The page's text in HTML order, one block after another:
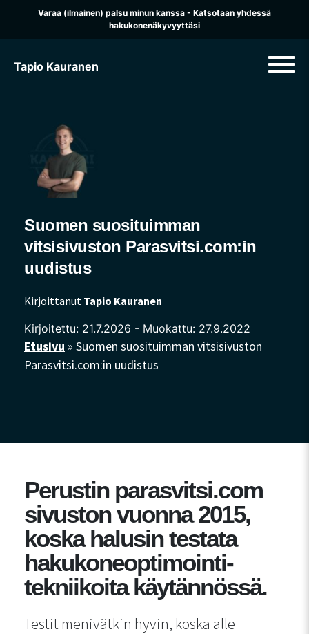
Varaa (ilmainen) palsu minun kanssa - Katsotaan yhdessä
hakukonenäkyvyyttäsi
Tapio Kauranen
Suomen suosituimman
vitsisivuston Parasvitsi.com:in
uudistus
Kirjoittanut Tapio Kauranen
Kirjoitettu: 21.7.2026 - Muokattu: 27.9.2022
Etusivu » Suomen suosituimman vitsisivuston
Parasvitsi.com:in uudistus
Perustin parasvitsi.com
sivuston vuonna 2015,
koska halusin testata
hakukoneoptimointi-
tekniikoita käytännössä.
Testit menivätkin hyvin, koska alle